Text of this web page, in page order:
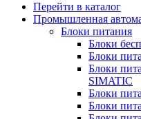
Перейти в каталог
Промышленная
Блоки питания
Блоки
Блоки
Блоки
SIMATIC
Блоки
Блоки